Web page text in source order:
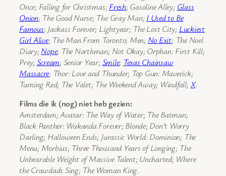
Once; Falling for Christmas; Fresh; Gasoline Alley; Glass
Onion; The Good Nurse; The Gray Man; I Used to Be
Famous; Jackass Forever; Lightyear; The Lost City; Luckiest
Girl Alive; The Man From Toronto; Men; No Exit; The Noel
Diary; Nope; The Northman; Not Okay; Orphan: First Kill;
Prey; Scream; Senior Year; Smile; Texas Chainsaw
Massacre; Thor: Love and Thunder; Top Gun: Maverick;
Turning Red; The Valet; The Weekend Away; Windfall; X.
Films die ik (nog) niet heb gezien:
Amsterdam; Avatar: The Way of Water; The Batman;
Black Panther: Wakanda Forever; Blonde; Don’t Worry
Darling; Halloween Ends; Jurassic World: Dominion; The
Menu; Morbius; Three Thousand Years of Longing; The
Unbearable Weight of Massive Talent; Uncharted; Where
the Crawdads Sing; The Woman King.